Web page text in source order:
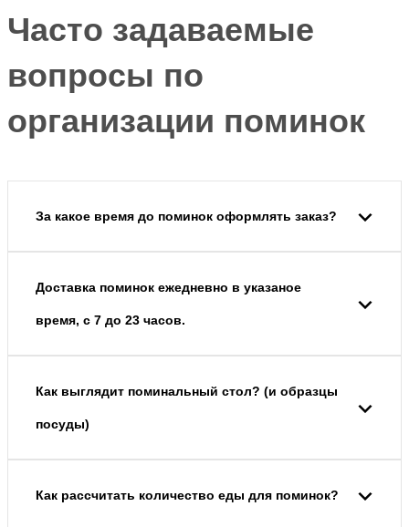
Часто задаваемые
вопросы по
организации поминок
За какое время до поминок оформлять заказ?
Доставка поминок ежедневно в указаное
время, с 7 до 23 часов.
Как выглядит поминальный стол? (и образцы
посуды)
Как рассчитать количество еды для поминок?